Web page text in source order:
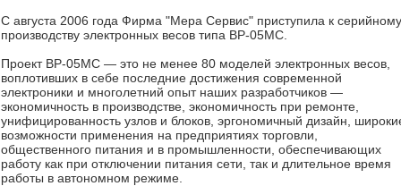
С августа 2006 года Фирма "Мера Сервис" приступила к серийному
производству электронных весов типа ВР-05МС.
Проект ВР-05МС — это не менее 80 моделей электронных весов,
воплотивших в себе последние достижения современной
электроники и многолетний опыт наших разработчиков —
экономичность в производстве, экономичность при ремонте,
унифицированность узлов и блоков, эргономичный дизайн,
возможности применения на предприятиях торговли,
общественного питания и в промышленности, обеспечивающих
работу как при отключении питания сети, так и длительное время
работы в автономном режиме.